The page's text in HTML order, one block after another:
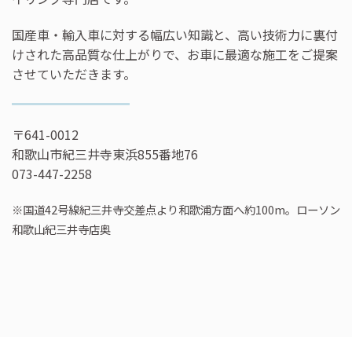
国産車・輸入車に対する幅広い知識と、高い技術力に裏付
けされた高品質な仕上がりで、お車に最適な施工をご提案
させていただきます。
〒641-0012
和歌山市紀三井寺東浜855番地76
073-447-2258
※国道42号線紀三井寺交差点より和歌浦方面へ約100m。ローソン
和歌山紀三井寺店奥